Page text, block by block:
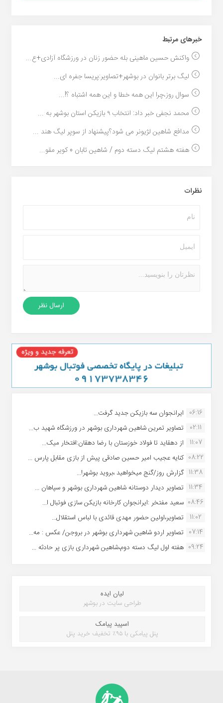
خبر‌های مرتبط
واکنش حسین ماهینی بله حضور زنان در ورزشگاه آزادی+ع...
لیگ برتر بانوان در بوشهر+تصاویر:پریسا جفره ای...
سوال روز،چرا این همه خطا و این همه اشتباه ؟!...
محمد نجفی خبر داد: انتخاب ۹ بازیکن استان بوشهر به ...
مدافع شاهین لژیونر می شود؟پیشنهاد از سوپر لیگ هند ...
هفته هشتم لیگ دسته دوم / شاهین تابان 0 کویر مقو...
نظرات
06:16 ایرانجوان سه بازیکن جدید گرفت...
02:11
تصاویر تمرین شاهین شهردارى بوشهر در ورزشگاه شهید ب...
11:07
از دهقاید تا فولاد خوزستان با رضا دهقان:افتخار میک...
08:22 کنایه عجیب امیر حسین صادقی پیش از بازی مقابل پارس ...
11:38 گزارش روز/گنج میخواهید ،بروید بوشهر!...
11:34 تصاویر دیدار دوستانه شاهین شهردارى بوشهر و سپاهان ...
08:46 سعید مفتخر :ایرانجوان کارخانه بازیکن سازی فوتبال ا...
11:02
تصاویر،اولین حضور مهدی قائدی با لباس استقلال...
07:14 تصاویر اردو شاهین شهرداری بوشهر در بروجن/ عکس : مه...
09:24 هفته اول لیگ دسته دوم،شاهین شهرداری بازی پر حادثه ...
لیان ایده
طراحی سایت در بوشهر
اسپید پیامک
پنل پیامکی با ۹۵٪ تخفیف خرید پنل